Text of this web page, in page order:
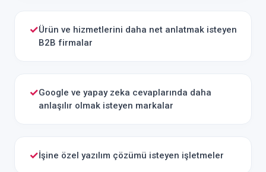
✓Ürün ve hizmetlerini daha net anlatmak isteyen
B2B firmalar
✓Google ve yapay zeka cevaplarında daha
anlaşılır olmak isteyen markalar
✓İşine özel yazılım çözümü isteyen işletmeler